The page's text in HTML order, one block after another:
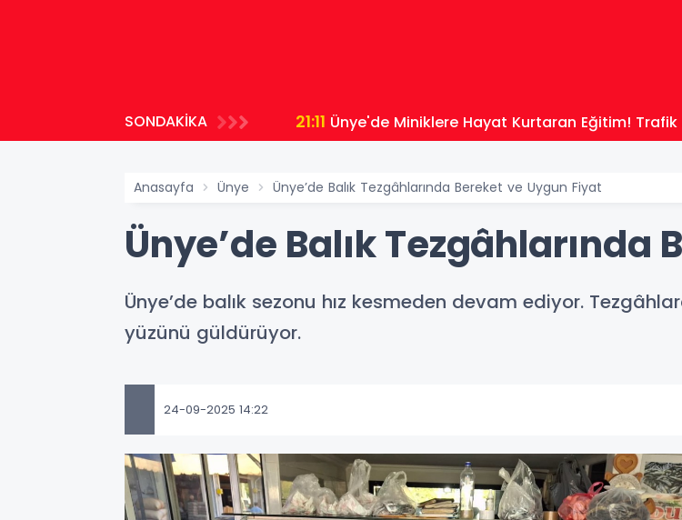
SONDAKİKA 21:11 Ünye'de Miniklere Hayat Kurtaran Eğitim! Trafik
Anasayfa Ünye Ünye’de Balık Tezgâhlarında Bereket ve Uygun Fiyat
Ünye’de Balık
Ünye’de balık sezonu hız kesmeden devam ediyor.
yüzünü güldürüyor.
24-09-2025 14:22